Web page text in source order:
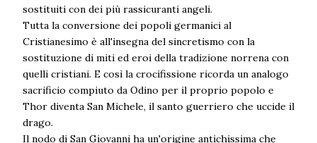
sostituiti con dei più rassicuranti angeli.
Tutta la conversione dei popoli germanici al
Cristianesimo è all'insegna del sincretismo con la
sostituzione di miti ed eroi della tradizione norrena con
quelli cristiani. E così la crocifissione ricorda un analogo
sacrificio compiuto da Odino per il proprio popolo e
Thor diventa San Michele, il santo guerriero che uccide il
drago.
Il nodo di San Giovanni ha un'origine antichissima che